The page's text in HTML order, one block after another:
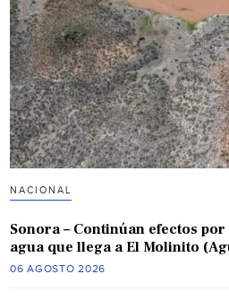
NACIONAL
Sonora – Continúan efectos
agua que llega a El Molinito
06 AGOSTO 2026